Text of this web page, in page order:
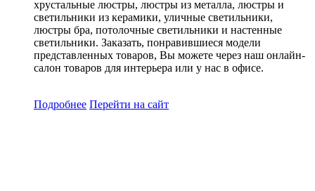
хрустальные люстры, люстры из металла, люстры и
светильники из керамики, уличные светильники,
люстры бра, потолочные светильники и настенные
светильники. Заказать, понравившиеся модели
представленных товаров, Вы можете через наш онлайн-
салон товаров для интерьера или у нас в офисе.
Подробнее Перейти на сайт